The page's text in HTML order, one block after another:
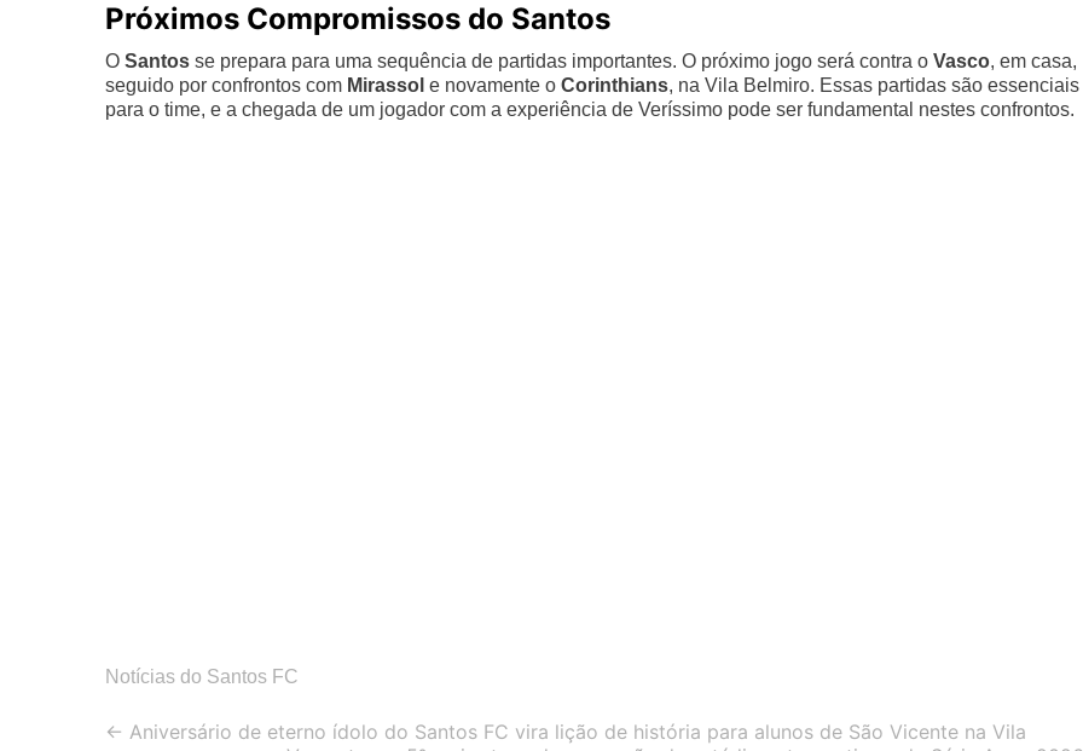
Próximos Compromissos do Santos
O Santos se prepara para uma sequência de partidas importantes. O próximo jogo será contra o Vasco, em casa,
seguido por confrontos com Mirassol e novamente o Corinthians, na Vila Belmiro. Essas partidas são essenciais
para o time, e a chegada de um jogador com a experiência de Veríssimo pode ser fundamental nestes confrontos.
Notícias do Santos FC
Post
← Aniversário de eterno ídolo do Santos FC vira lição de história para alunos de São Vicente na Vila